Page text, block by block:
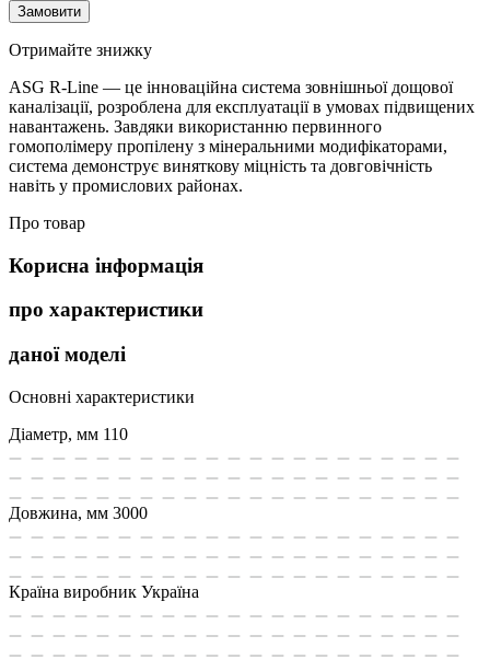
Замовити
Отримайте знижку
ASG R-Line — це інноваційна система зовнішньої дощової
каналізації, розроблена для експлуатації в умовах підвищених
навантажень. Завдяки використанню первинного
гомополімеру пропілену з мінеральними модифікаторами,
система демонструє виняткову міцність та довговічність
навіть у промислових районах.
Про товар
Корисна інформація
про характеристики
даної моделі
Основні характеристики
Діаметр, мм 110
Довжина, мм 3000
Країна виробник Україна